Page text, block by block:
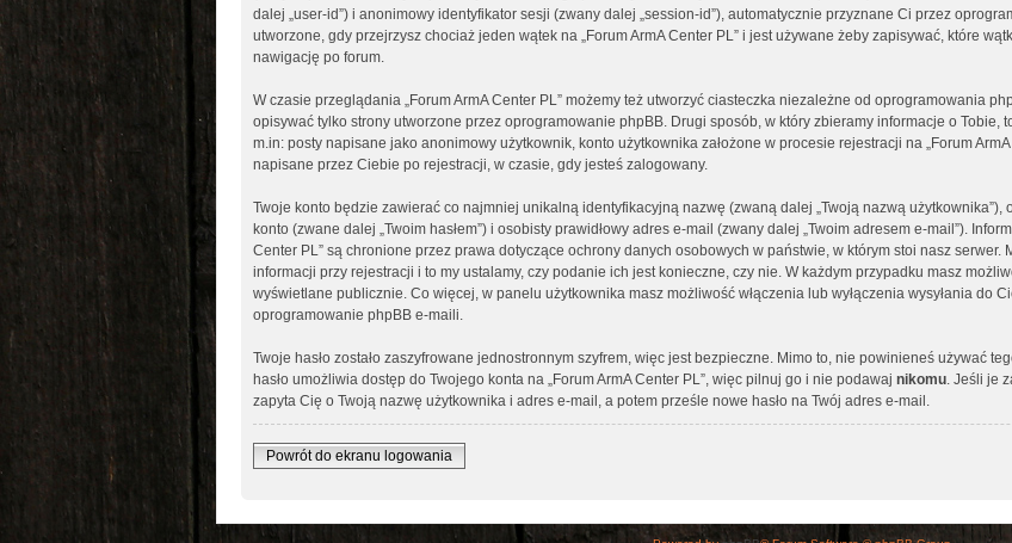
dalej „user-id”) i anonimowy identyfikator sesji (zwany dalej „session-id”), automatycznie przyznane Ci przez
utworzone, gdy przejrzysz chociaż jeden wątek na „Forum ArmA Center PL” i jest używane żeby zapisywać, które
nawigację po forum.
W czasie przeglądania „Forum ArmA Center PL” możemy też utworzyć ciasteczka niezależne od oprogramowania
opisywać tylko strony utworzone przez oprogramowanie phpBB. Drugi sposób, w który zbieramy informacje o Tobie,
m.in: posty napisane jako anonimowy użytkownik, konto użytkownika założone w procesie rejestracji na „Forum
napisane przez Ciebie po rejestracji, w czasie, gdy jesteś zalogowany.
Twoje konto będzie zawierać co najmniej unikalną identyfikacyjną nazwę (zwaną dalej „Twoją nazwą użytkownika”),
konto (zwane dalej „Twoim hasłem”) i osobisty prawidłowy adres e-mail (zwany dalej „Twoim adresem e-mail”).
Center PL” są chronione przez prawa dotyczące ochrony danych osobowych w państwie, w którym stoi nasz
informacji przy rejestracji i to my ustalamy, czy podanie ich jest konieczne, czy nie. W każdym przypadku masz
wyświetlane publicznie. Co więcej, w panelu użytkownika masz możliwość włączenia lub wyłączenia wysyłania do
oprogramowanie phpBB e-maili.
Twoje hasło zostało zaszyfrowane jednostronnym szyfrem, więc jest bezpieczne. Mimo to, nie powinieneś używać
hasło umożliwia dostęp do Twojego konta na „Forum ArmA Center PL”, więc pilnuj go i nie podawaj nikomu. Jeśli je
zapyta Cię o Twoją nazwę użytkownika i adres e-mail, a potem prześle nowe hasło na Twój adres e-mail.
Powrót do ekranu logowania